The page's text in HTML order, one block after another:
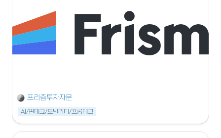
프리즘투자자문
AI/핀테크/모빌리티/프롭테크